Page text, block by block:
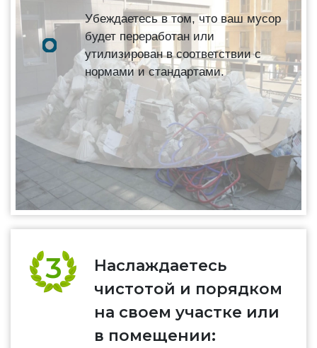
Убеждаетесь в том, что ваш мусор
будет переработан или
утилизирован в соответствии с
нормами и стандартами.
Наслаждаетесь
чистотой и порядком
на своем участке или
в помещении: